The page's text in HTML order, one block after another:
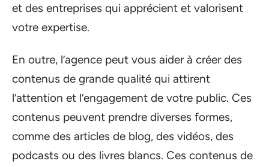
et des entreprises qui apprécient et valorisent
votre expertise.
En outre, l’agence peut vous aider à créer des
contenus de grande qualité qui attirent
l’attention et l’engagement de votre public. Ces
contenus peuvent prendre diverses formes,
comme des articles de blog, des vidéos, des
podcasts ou des livres blancs. Ces contenus de